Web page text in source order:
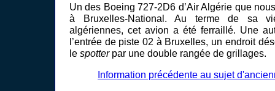
Un des Boeing 727-2D6 d’Air Algérie que
à Bruxelles-National. Au terme de sa
algériennes, cet avion a été ferraillé. Une
l’entrée de piste 02 à Bruxelles, un endroit
le spotterpar une double rangée de grillages.
Information précédente au sujet